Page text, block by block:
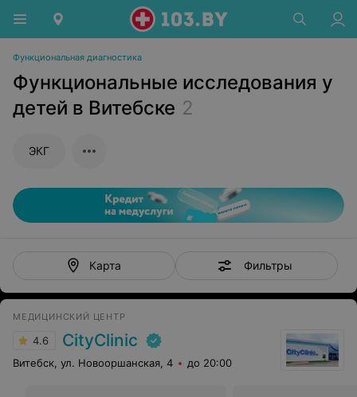
Функциональная диагностика
Функциональные исследования у
детей в Витебске 2
ЭКГ
Карта Фильтры
МЕДИЦИНСКИЙ ЦЕНТР
4.6 CityClinic
Витебск, ул. Новооршанская, 4 до 20:00